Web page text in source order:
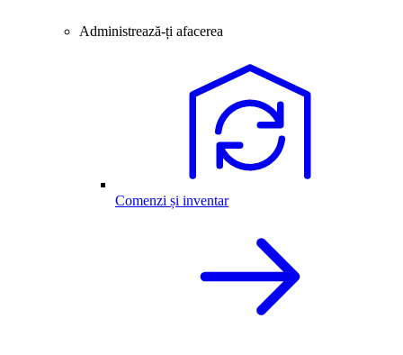
Administrează-ți afacerea
Comenzi și inventar